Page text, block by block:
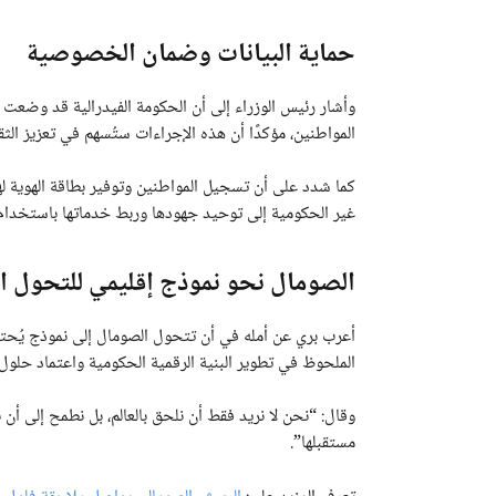
حماية البيانات وضمان الخصوصية
وأشار رئيس الوزراء إلى أن الحكومة الفيدرالية قد وضعت
المواطنين، مؤكدًا أن هذه الإجراءات ستُسهم في تعزيز
كما شدد على أن تسجيل المواطنين وتوفير بطاقة الهوية
غير الحكومية إلى توحيد جهودها وربط خدماتها
الصومال نحو نموذج إقليمي للتحول
أعرب بري عن أمله في أن تتحول الصومال إلى نموذج
الملحوظ في تطوير البنية الرقمية الحكومية واعتماد
وقال: “نحن لا نريد فقط أن نلحق بالعالم، بل نطمح إلى
مستقبلها”.